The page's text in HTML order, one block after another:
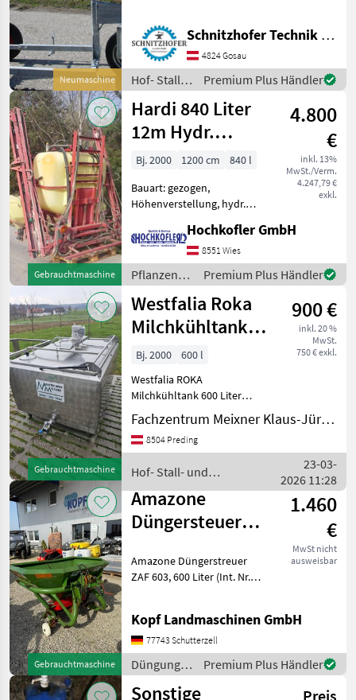
Neumaschine
von 150-600Liter
Verstellbar in breite-länge
und höhe. Mit Zugmaul für
PKW oder Zugöse für
Steckbo
Schnitzhofer Technik GmbH
4824 Gosau
Hof- Stall-
und
Weidetechnik
/ Sonstige
Premium Plus Händler
Gebrauchtmaschine
Hardi 840 Liter
12m Hydr.
klappbar
4.800
€
inkl. 13%
MwSt./Verm.
4.247,79 €
exkl.
Bj. 2000 1200 cm
840 l
Bauart: gezogen,
Höhenverstellung, hydr.
840l - Verkauf im
Kundenauftrag - elektrische
Bedienung - hydr. Klappbar
und höhenverstellbar
Hochkofler GmbH
8551 Wies
Pflanzenschutz
/ Hardi
Premium Plus Händler
Gebrauchtmaschine
Westfalia Roka
Milchkühltank
600 Liter
900 €
inkl. 20 %
MwSt.
750 € exkl.
Bj. 2000
600 l
Westfalia ROKA
Milchkühltank 600 Liter
Baujahr 2000 T125
Kühlaggregat Hof- Stall-
und Weidetechnik
Fachzentrum Meixner Klaus-Jürgen
8504 Preding
Hof- Stall- und
Weidetechnik / Westfalia
23-03-
2026 11:28
Gebrauchtmaschine
Amazone
Düngersteuer
1.460
€
MwSt nicht
ausweisbar
Amazone Düngerstreuer
ZAF 603, 600 Liter (Int. Nr.
Liter 2 Scheibenstreuer
Rührwerk hydraulische
Schieberbetätigung Streut
Kopf Landmaschinen GmbH
77743 Schutterzell
Düngung
und
Beregnung
Premium Plus Händler
Sonstige Preis